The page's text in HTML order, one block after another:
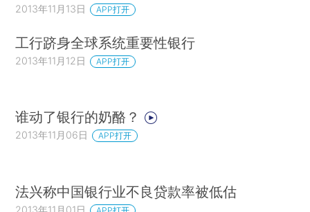
2013年11月13日 APP打开
工行跻身全球系统重要性银行
2013年11月12日 APP打开
谁动了银行的奶酪？
2013年11月06日 APP打开
法兴称中国银行业不良贷款率被低估
2013年11月01日